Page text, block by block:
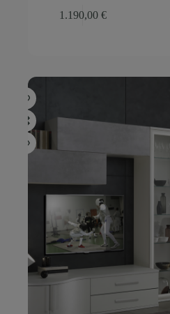
1.190,00 €